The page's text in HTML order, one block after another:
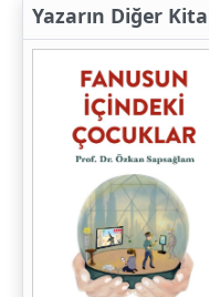
Yazarın Diğer